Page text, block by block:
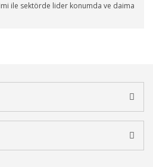
ile sektörde lider konumda ve daima